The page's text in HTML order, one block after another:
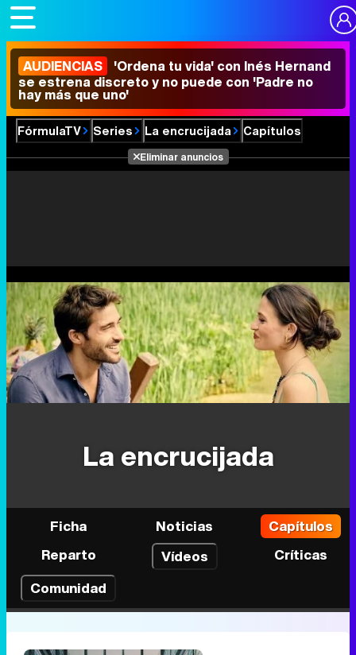
AUDIENCIAS 'Ordena tu vida' con Inés Hernand
se estrena discreto y no puede con 'Padre no
hay más que uno'
FórmulaTV Series La encrucijada Capítulos
Eliminar anuncios
La encrucijada
Ficha Noticias
Capítulos
Reparto
Vídeos
Críticas
Comunidad